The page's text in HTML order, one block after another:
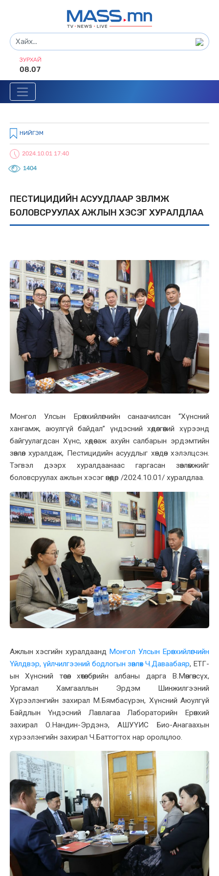
ЗУРХАЙ
08.07
НИЙГЭМ
2024.10.01 17:40
1404
ПЕСТИЦИДИЙН АСУУДЛААР ЗӨВЛӨМЖ
БОЛОВСРУУЛАХ АЖЛЫН ХЭСЭГ ХУРАЛДЛАА
Монгол Улсын Ерөнхийлөгчийн санаачилсан “Хүнсний
хангамж, аюулгүй байдал” үндэсний хөдөлгөөний хүрээнд
байгуулагдсан Хүнс, хөдөө аж ахуйн салбарын эрдэмтийн
зөвлөл хуралдаж, Пестицидийн асуудлыг хөндөн хэлэлцсэн.
Тэгвэл дээрх хуралдаанаас гаргасан зөвлөмжийг
боловсруулах ажлын хэсэг өнөөдөр /2024.10.01/ хуралдлаа.
Ажлын хэсгийн хуралдаанд Монгол Улсын Ерөнхийлөгчийн
Үйлдвэр, үйлчилгээний бодлогын зөвлөх Ч.Даваабаяр, ЕТГ-
ын Хүнсний төсөл хөтөлбөрийн албаны дарга В.Мөнгөнсүх,
Ургамал Хамгааллын Эрдэм Шинжилгээний
Хүрээлэнгийн захирал М.Бямбасүрэн, Хүнсний Аюулгүй
Байдлын Үндэсний Лавлагаа Лабораторийн Ерөнхий
захирал О.Нандин-Эрдэнэ, АШУҮИС Био-Анагаахын
хүрээлэнгийн захирал Ч.Баттогтох нар оролцлоо.